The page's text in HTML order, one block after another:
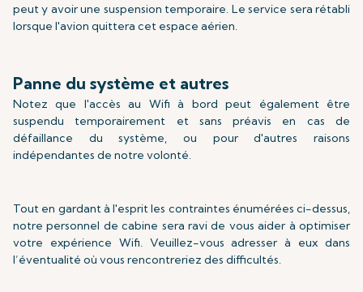
peut y avoir une suspension temporaire. Le service sera rétabli
lorsque l'avion quittera cet espace aérien.
Panne du système et autres
Notez que l'accès au Wifi à bord peut également être
suspendu temporairement et sans préavis en cas de
défaillance du système, ou pour d'autres raisons
indépendantes de notre volonté.
Tout en gardant à l'esprit les contraintes énumérées ci-dessus,
notre personnel de cabine sera ravi de vous aider à optimiser
votre expérience Wifi. Veuillez-vous adresser à eux dans
l’éventualité où vous rencontreriez des difficultés.